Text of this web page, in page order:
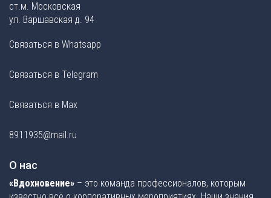
ст.м. Московская
ул. Варшавская д. 94
Связаться в Whatsapp
Связаться в Telegram
Связаться в Max
8911935@mail.ru
О нас
«Вдохновение» – это команда профессионалов, которым